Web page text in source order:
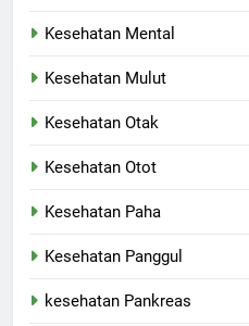
Kesehatan Mental
Kesehatan Mulut
Kesehatan Otak
Kesehatan Otot
Kesehatan Paha
Kesehatan Panggul
kesehatan Pankreas